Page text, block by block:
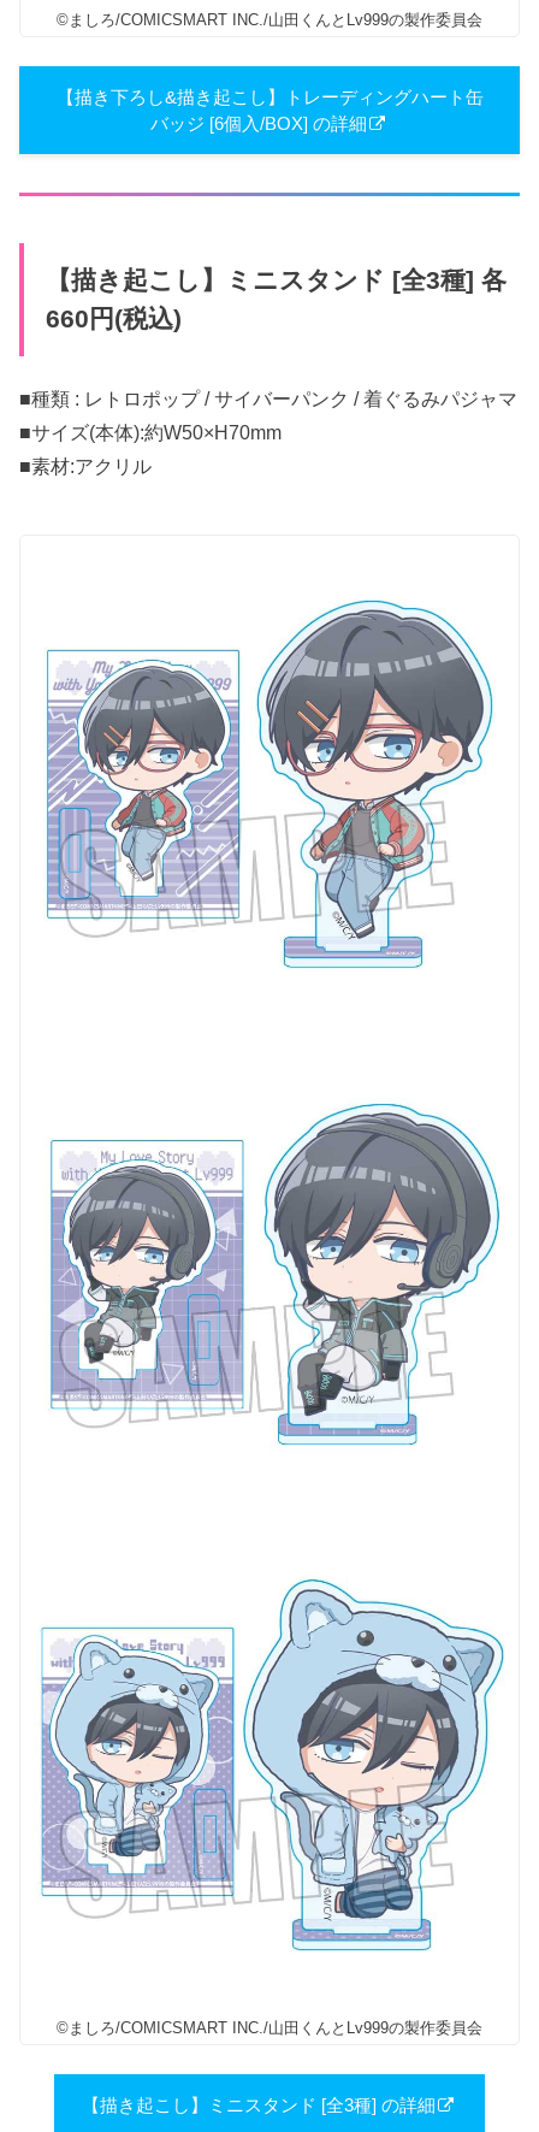
©ましろ/COMICSMART INC./山田くんとLv999の製作委員会
【描き下ろし&描き起こし】トレーディングハート缶
バッジ [6個入/BOX] の詳細
【描き起こし】ミニスタンド [全3種] 各
660円(税込)
■種類 : レトロポップ / サイバーパンク / 着ぐるみパジャマ
■サイズ(本体):約W50×H70mm
■素材:アクリル
©ましろ/COMICSMART INC./山田くんとLv999の製作委員会
【描き起こし】ミニスタンド [全3種] の詳細